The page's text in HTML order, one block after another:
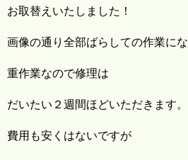
お取替えいたしました！
画像の通り全部ばらしての作業にな
重作業なので修理は
だいたい２週間ほどいただきます。
費用も安くはないですが